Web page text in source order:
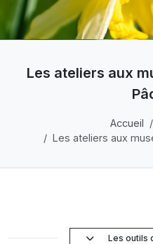
Les ateliers aux
Accueil
Les ateliers aux
Les outils